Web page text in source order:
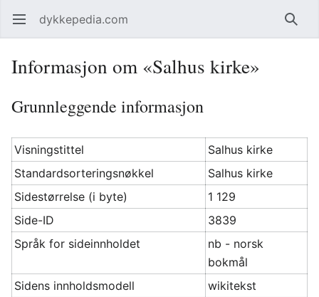
Åpne hovedmenyen dykkepedia.com Søk
Informasjon om «Salhus kirke»
Grunnleggende informasjon
Visningstittel
Salhus kirke
Standardsorteringsnøkkel
Salhus kirke
Sidestørrelse (i byte)
1 129
Side-ID
3839
Språk for sideinnholdet
nb - norsk
bokmål
Sidens innholdsmodell
wikitekst